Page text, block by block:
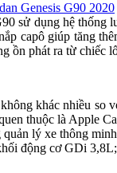
Genesis G90 2020
sử dụng hệ
capô giúp tăng
ồn phát ra từ chiếc
khác nhiều
thuộc là Apple
lý xe thông
động cơ GDi